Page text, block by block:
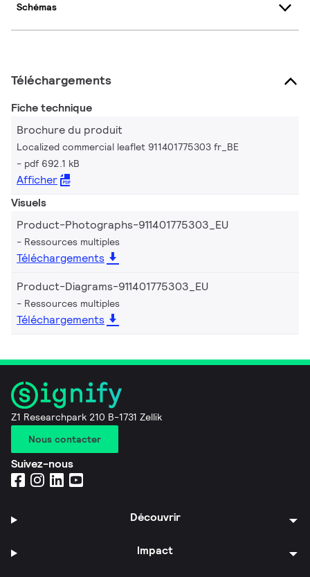
Schémas
Téléchargements
Fiche technique
Brochure du produit
Localized commercial leaflet 911401775303 fr_BE
pdf 692.1 kB
Afficher
Visuels
Product-Photographs-911401775303_EU
Ressources multiples
Téléchargements
Product-Diagrams-911401775303_EU
Ressources multiples
Téléchargements
Z1 Researchpark 210 B-1731 Zellik
Nous contacter
Suivez-nous
Découvrir
Impact